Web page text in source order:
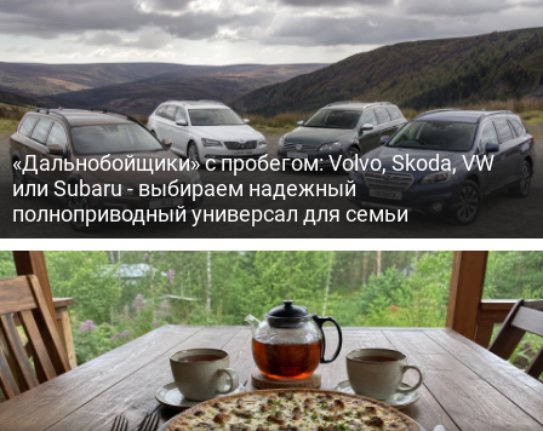
«Дальнобойщики» с пробегом: Volvo, Skoda, VW
или Subaru - выбираем надежный
полноприводный универсал для семьи